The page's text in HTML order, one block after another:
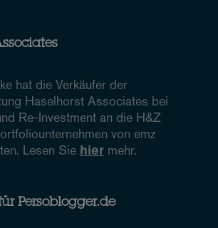
hat die Verkäufer der
Haselhorst Associates bei
Re-Investment an die H&Z
von emz
Lesen Sie hiermehr.
Persoblogger.de